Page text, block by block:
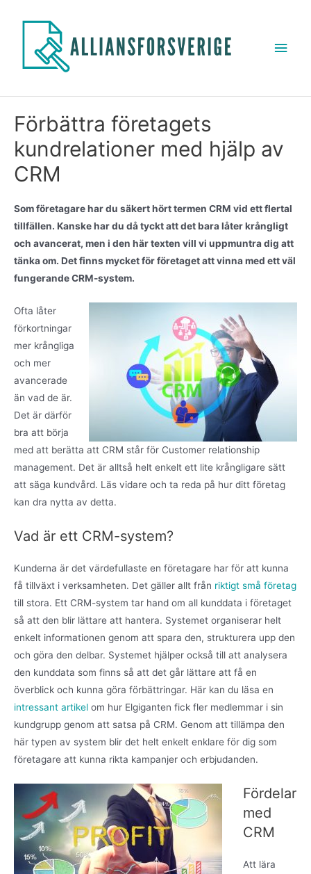
Förbättra företagets
kundrelationer med hjälp av
CRM
Som företagare har du säkert hört termen CRM vid ett flertal
tillfällen. Kanske har du då tyckt att det bara låter krångligt
och avancerat, men i den här texten vill vi uppmuntra dig att
tänka om. Det finns mycket för företaget att vinna med ett väl
fungerande CRM-system.
Ofta låter
förkortningar
mer krångliga
och mer
avancerade
än vad de är.
Det är därför
bra att börja
med att berätta att CRM står för Customer relationship
management. Det är alltså helt enkelt ett lite krångligare sätt
att säga kundvård. Läs vidare och ta reda på hur ditt företag
kan dra nytta av detta.
Vad är ett CRM-system?
Kunderna är det värdefullaste en företagare har för att kunna
få tillväxt i verksamheten. Det gäller allt från riktigt små företag
till stora. Ett CRM-system tar hand om all kunddata i företaget
så att den blir lättare att hantera. Systemet organiserar helt
enkelt informationen genom att spara den, strukturera upp den
och göra den delbar. Systemet hjälper också till att analysera
den kunddata som finns så att det går lättare att få en
överblick och kunna göra förbättringar. Här kan du läsa en
intressant artikel om hur Elgiganten fick fler medlemmar i sin
kundgrupp genom att satsa på CRM. Genom att tillämpa den
här typen av system blir det helt enkelt enklare för dig som
företagare att kunna rikta kampanjer och erbjudanden.
Fördelar
med
CRM
Att lära